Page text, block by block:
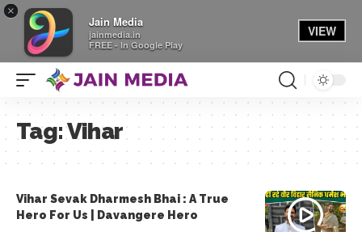
×
Jain Media
jainmedia.in
FREE - In Google Play
VIEW
Tag:Vihar
Vihar Sevak Dharmesh Bhai : A True
Hero For Us | Davangere Hero